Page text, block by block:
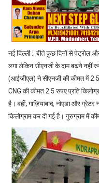
नई दिल्ली : बीते कुछ दिनों से पेट्रोल
लगा लेकिन सीएनजी के दाम बढ़ने नहीं
(आईजीएल) ने सीएनजी की कीमत में
CNG की कीमत 2.5 रुपए प्रति
है। वहीं, गाज़ियाबाद, नोएडा और
किलोग्राम कर दी गई है। गुरुग्राम में